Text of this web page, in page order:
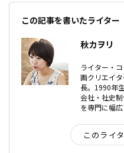
この記事を書いたライター
秋カヲリ
ライター・
画クリエイ
長。1990年
会社・社史
を専門に幅
このライ